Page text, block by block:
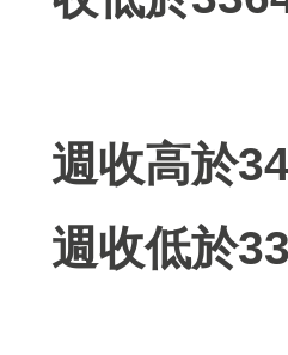
週收高於
週收低於